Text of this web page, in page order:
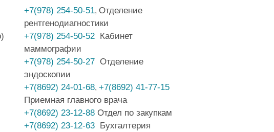
+7(978) 254-50-51, Отделение
рентгенодиагностики
+7(978) 254-50-52 Кабинет
маммографии
+7(978) 254-50-27 Отделение
эндоскопии
+7(8692) 24-01-68, +7(8692) 41-77-15
Приемная главного врача
+7(8692) 23-12-88 Отдел по закупкам
+7(8692) 23-12-63 Бухгалтерия